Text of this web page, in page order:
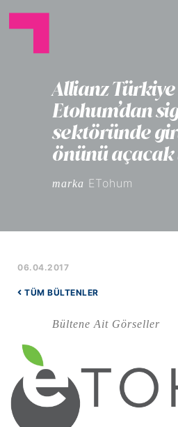
Allianz
Etohum’dan
sektöründe
önünü
marka ETohum
06.04.2017
TÜM BÜLTENLER
Bültene Ait Görseller